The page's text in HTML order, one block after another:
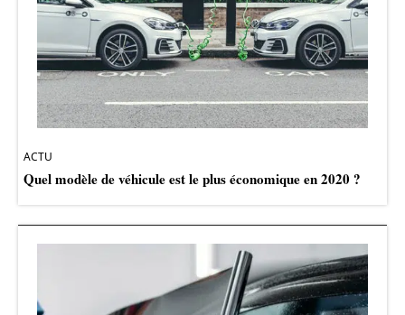
ACTU
Quel modèle de véhicule est le plus économique en 2020 ?